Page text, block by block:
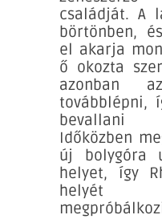
családját. A
börtönben,
el akarja
ő okozta
azonban
továbblépni,
bevallani
Időközben
új bolygóra
helyet, így
helyét